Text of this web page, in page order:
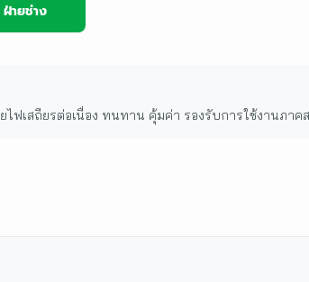
ฝ่ายช่าง
ฟเสถียรต่อเนื่อง ทนทาน คุ้มค่า รองรับการใช้งานภาค